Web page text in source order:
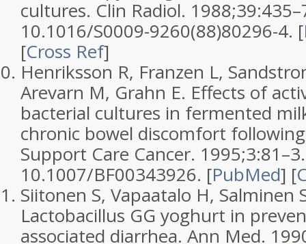
cultures. Clin Radiol. 1988;39
10.1016/S0009-9260(88)80296-4. [
[Cross Ref]
Henriksson R, Franzen L,
Arevarn M, Grahn E. Effects of
bacterial cultures in fermented
chronic bowel discomfort
Support Care Cancer. 1995;3
10.1007/BF00343926. [PubMed] [
Siitonen S, Vapaatalo H, Salminen
Lactobacillus GG yoghurt in
associated diarrhea. Ann Med.